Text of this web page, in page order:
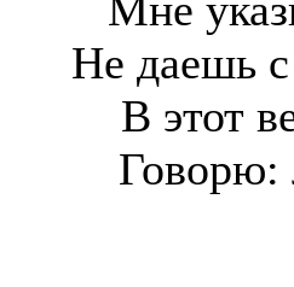
Не даешь с
В этот
Говорю: